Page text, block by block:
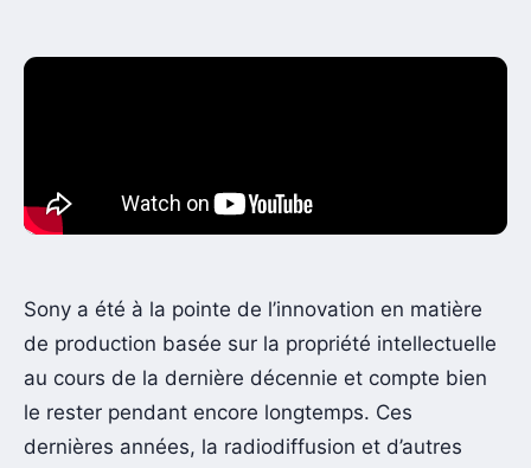
Sony a été à la pointe de l’innovation en matière
de production basée sur la propriété intellectuelle
au cours de la dernière décennie et compte bien
le rester pendant encore longtemps. Ces
dernières années, la radiodiffusion et d’autres